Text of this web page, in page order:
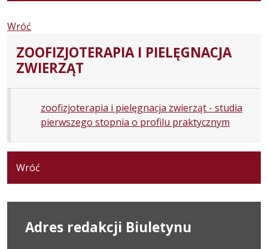
Wróć
ZOOFIZJOTERAPIA I PIELĘGNACJA
ZWIERZĄT
zoofizjoterapia i pielęgnacja zwierząt - studia
pierwszego stopnia o profilu praktycznym
Wróć
Adres redakcji Biuletynu